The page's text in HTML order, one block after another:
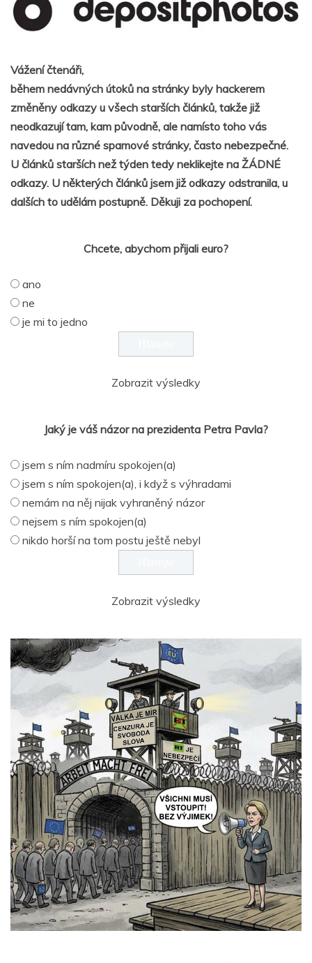
Vážení čtenáři,
během nedávných útoků na stránky byly hackerem
změněny odkazy u všech starších článků, takže již
neodkazují tam, kam původně, ale namísto toho vás
navedou na různé spamové stránky, často nebezpečné.
U článků starších než týden tedy neklikejte na ŽÁDNÉ
odkazy. U některých článků jsem již odkazy odstranila, u
dalších to udělám postupně. Děkuji za pochopení.
Chcete, abychom přijali euro?
ano
ne
je mi to jedno
Zobrazit výsledky
Jaký je váš názor na prezidenta Petra Pavla?
jsem s ním nadmíru spokojen(a)
jsem s ním spokojen(a), i když s výhradami
nemám na něj nijak vyhraněný názor
nejsem s ním spokojen(a)
nikdo horší na tom postu ještě nebyl
Zobrazit výsledky